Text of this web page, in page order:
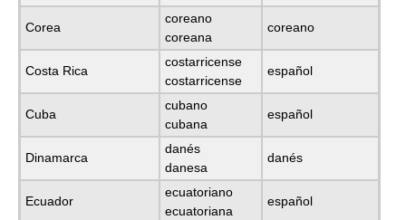
Corea
coreano
coreana
coreano
Costa Rica
costarricense
costarricense
español
Cuba
cubano
cubana
español
Dinamarca
danés
danesa
danés
Ecuador
ecuatoriano
ecuatoriana
español